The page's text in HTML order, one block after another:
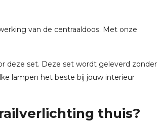
van de centraaldoos. Met onze
deze set. Deze set wordt geleverd zonder
lampen het beste bij jouw interieur
thuis?